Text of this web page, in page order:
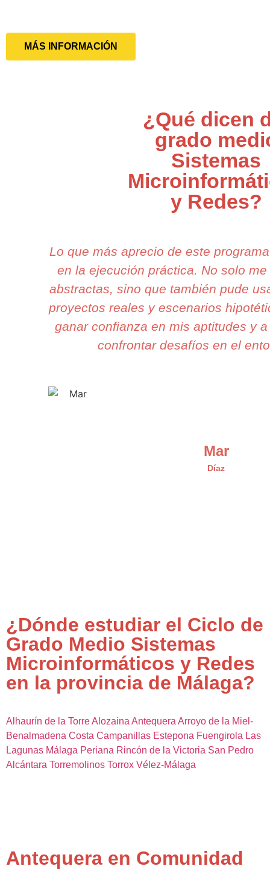
MÁS INFORMACIÓN
¿Qué dicen
grado
Sistemas
y Redes?
Lo que más aprecio de este
en la ejecución práctica. No solo
abstractas, sino que también pude
proyectos reales y escenarios
ganar confianza en mis aptitudes y
confrontar desafíos en el
Mar
Díaz
¿Dónde estudiar el Ciclo de
Grado Medio Sistemas
Microinformáticos y Redes
en la provincia de Málaga?
Alhaurín de la TorreAlozaina Antequera Arroyo de la Miel-
Benalmadena Costa Campanillas Estepona Fuengirola Las
Lagunas Málaga Periana Rincón de la Victoria San Pedro
Alcántara Torremolinos Torrox Vélez-Málaga
Antequera en Comunidad